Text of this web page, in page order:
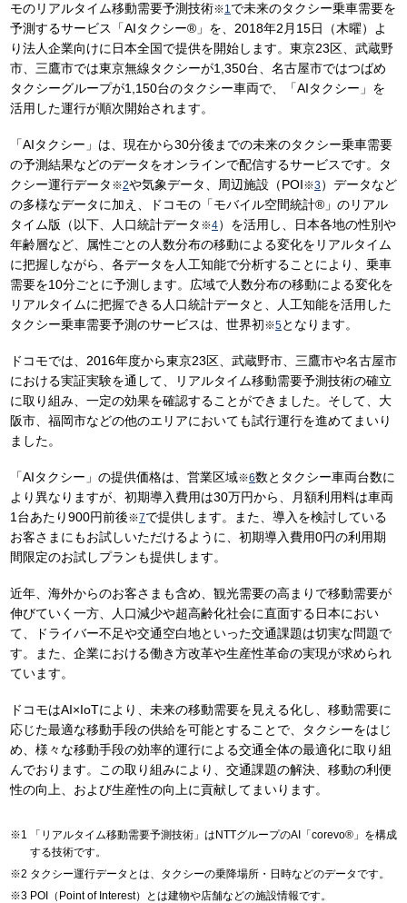
モのリアルタイム移動需要予測技術※1で未来のタクシー乗車需要を
予測するサービス「AIタクシー®」を、2018年2月15日（木曜）よ
り法人企業向けに日本全国で提供を開始します。東京23区、武蔵野
市、三鷹市では東京無線タクシーが1,350台、名古屋市ではつばめ
タクシーグループが1,150台のタクシー車両で、「AIタクシー」を
活用した運行が順次開始されます。
「AIタクシー」は、現在から30分後までの未来のタクシー乗車需要
の予測結果などのデータをオンラインで配信するサービスです。タ
クシー運行データ ※2や気象データ、周辺施設（POI※3）データなど
の多様なデータに加え、ドコモの「モバイル空間統計®」のリアル
タイム版（以下、人口統計データ ※4）を活用し、日本各地の性別や
年齢層など、属性ごとの人数分布の移動による変化をリアルタイム
に把握しながら、各データを人工知能で分析することにより、乗車
需要を10分ごとに予測します。広域で人数分布の移動による変化を
リアルタイムに把握できる人口統計データと、人工知能を活用した
タクシー乗車需要予測のサービスは、世界初※5となります。
ドコモでは、2016年度から東京23区、武蔵野市、三鷹市や名古屋市
における実証実験を通して、リアルタイム移動需要予測技術の確立
に取り組み、一定の効果を確認することができました。そして、大
阪市、福岡市などの他のエリアにおいても試行運行を進めてまいり
ました。
「AIタクシー」の提供価格は、営業区域※6数とタクシー車両台数に
より異なりますが、初期導入費用は30万円から、月額利用料は車両
1台あたり900円前後※7で提供します。また、導入を検討している
お客さまにもお試しいただけるように、初期導入費用0円の利用期
間限定のお試しプランも提供します。
近年、海外からのお客さまも含め、観光需要の高まりで移動需要が
伸びていく一方、人口減少や超高齢化社会に直面する日本におい
て、ドライバー不足や交通空白地といった交通課題は切実な問題で
す。また、企業における働き方改革や生産性革命の実現が求められ
ています。
ドコモはAI×IoTにより、未来の移動需要を見える化し、移動需要に
応じた最適な移動手段の供給を可能とすることで、タクシーをはじ
め、様々な移動手段の効率的運行による交通全体の最適化に取り組
んでおります。この取り組みにより、交通課題の解決、移動の利便
性の向上、および生産性の向上に貢献してまいります。
「リアルタイム移動需要予測技術」はNTTグループのAI「corevo®」を構成
する技術です。
タクシー運行データとは、タクシーの乗降場所・日時などのデータです。
POI（Point of Interest）とは建物や店舗などの施設情報です。